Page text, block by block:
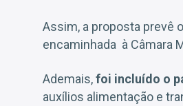
Assim, a proposta prevê
encaminhada à Câmara
Ademais,foi incluído o
auxílios alimentação e